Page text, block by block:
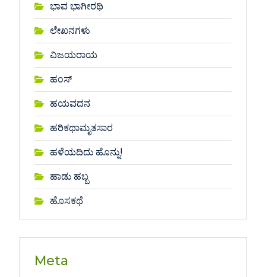
ಭಾವ ಭಾಗೀರಥಿ
ಲೇಖನಗಳು
ವಿಜಯರಾಯ
ಹಂಸ್
ಹಯವದನ
ಹರಿಕಥಾಮೃತಸಾರ
ಹಳೆಯದಿದು ಹೊನ್ನು!
ಹಾಡು ಹಬ್ಬ
ಹೊಸಕಥೆ
Meta